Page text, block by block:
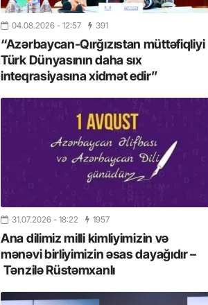
04.08.2026 - 12:57 391
“Azərbaycan-Qırğızıstan müttəfiqliyi
Türk Dünyasının daha sıx
inteqrasiyasına xidmət edir”
31.07.2026 - 18:22 1957
Ana dilimiz milli kimliyimizin və
mənəvi birliyimizin əsas dayağıdır –
Tənzilə Rüstəmxanlı